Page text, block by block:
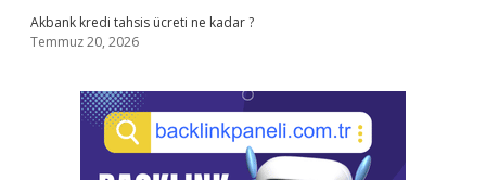
Akbank kredi tahsis ücreti ne kadar ?
Temmuz 20, 2026